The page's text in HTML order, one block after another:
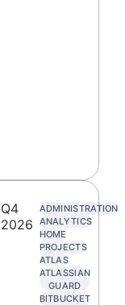
Q4
2026
ADMINISTRATION
ANALYTICS
HOME
PROJECTS
ATLAS
ATLASSIAN
GUARD
BITBUCKET